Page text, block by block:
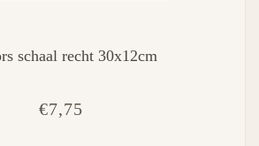
schaal recht 30x12cm
€7,75